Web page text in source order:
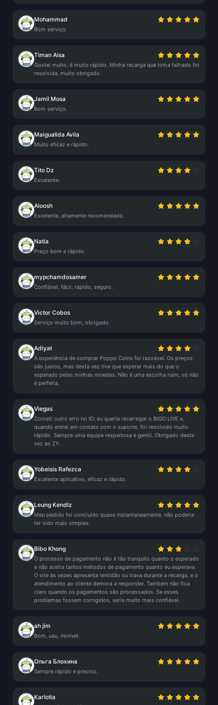
Mohammad
Bom serviço.
Timan Aisa
Gostei muito, é muito rápido. Minha recarga que tinha falhado foi
resolvida, muito obrigado.
Jamil Mosa
Bom serviço.
Maigualida Avila
Muito eficaz e rápido.
Tito Dz
Excelente.
Aloosh
Excelente, altamente recomendado.
Natia
Preço bom e rápido.
mypchamdosamer
Confiável, fácil, rápido, seguro.
Victor Cobos
Serviço muito bom, obrigado.
Adiyat
A experiência de comprar Poppo Coins foi razoável. Os preços
são justos, mas desta vez tive que esperar mais do que o
esperado pelas minhas moedas. Não é uma escolha ruim, só não
é perfeita.
Viegas
Cometi outro erro no ID; eu queria recarregar o BIGO LIVE e,
quando entrei em contato com o suporte, foi resolvido muito
rápido. Sempre uma equipe respeitosa e gentil. Obrigado desta
vez ao ZY.
Yobeisis Rafezca
Excelente aplicativo, eficaz e rápido.
Leung Kendlz
Meu pedido foi concluído quase instantaneamente, não poderia
ter sido mais simples.
Bibo Khong
O processo de pagamento não é tão tranquilo quanto o esperado
e não aceita tantos métodos de pagamento quanto eu esperava.
O site às vezes apresenta lentidão ou trava durante a recarga, e o
atendimento ao cliente demora a responder. Também não fica
claro quando os pagamentos são processados. Se esses
problemas fossem corrigidos, seria muito mais confiável.
ah jim
Bom, uau, incrível.
Ольга Блохина
Sempre rápido e preciso.
Karlotia